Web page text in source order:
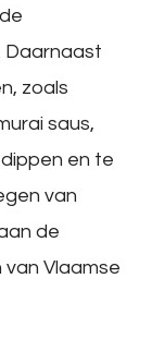
Daarnaast
zoals
saus,
en te
van
de
Vlaamse